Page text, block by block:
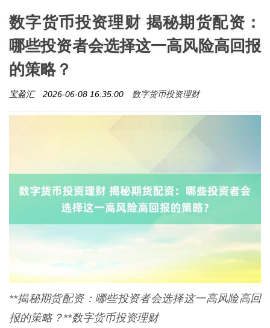
数字货币投资理财 揭秘期货配资：
哪些投资者会选择这一高风险高回报
的策略？
宝盈汇 2026-06-08 16:35:00 数字货币投资理财
**揭秘期货配资：哪些投资者会选择这一高风险高回
报的策略？**数字货币投资理财